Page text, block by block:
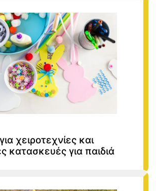
χειροτεχνίες και
κατασκευές για παιδιά